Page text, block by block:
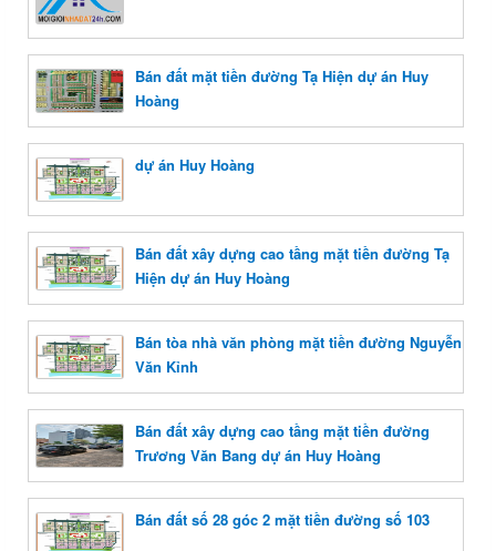
Bán đất mặt tiền đường Tạ Hiện dự án Huy
Hoàng
dự án Huy Hoàng
Bán đất xây dựng cao tầng mặt tiền đường Tạ
Hiện dự án Huy Hoàng
Bán tòa nhà văn phòng mặt tiền đường Nguyễn
Văn Kỉnh
Bán đất xây dựng cao tầng mặt tiền đường
Trương Văn Bang dự án Huy Hoàng
Bán đất số 28 góc 2 mặt tiền đường số 103